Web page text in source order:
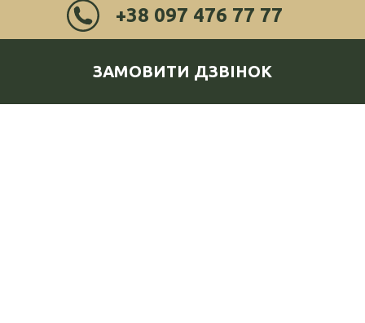
+38 097 476 77 77
ЗАМОВИТИ ДЗВІНОК